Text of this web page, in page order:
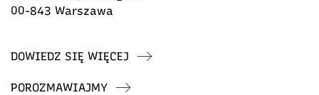
00-843 Warszawa
DOWIEDZ SIĘ WIĘCEJ
POROZMAWIAJMY